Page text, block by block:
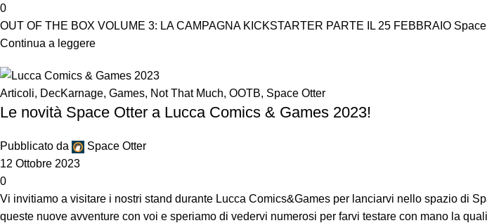
0
OUT OF THE BOX VOLUME 3: LA CAMPAGNA KICKSTARTER PARTE IL 25 FEBBRAIO
Continua a leggere
Articoli, DecKarnage, Games, Not That Much, OOTB, Space Otter
Le novità Space Otter a Lucca Comics & Games 2023!
Pubblicato da
Space Otter
12 Ottobre 2023
0
Vi invitiamo a visitare i nostri stand durante Lucca Comics&Games per lanciarvi nello spazio di
queste nuove avventure con voi e speriamo di vedervi numerosi per farvi testare con mano la